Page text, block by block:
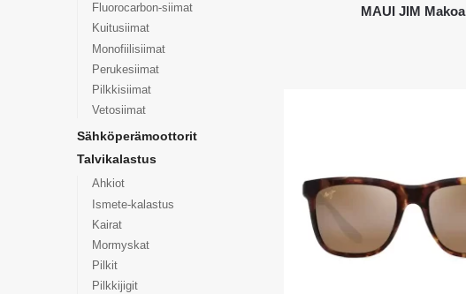
MAUI JIM Makoa
Fluorocarbon-siimat
Kuitusiimat
Monofiilisiimat
Perukesiimat
Pilkkisiimat
Vetosiimat
Sähköperämoottorit
Talvikalastus
Ahkiot
Ismete-kalastus
Kairat
Mormyskat
Pilkit
Pilkkijigit